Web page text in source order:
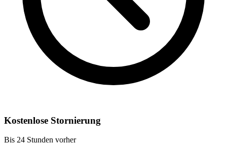
Kostenlose Stornierung
Bis 24 Stunden vorher